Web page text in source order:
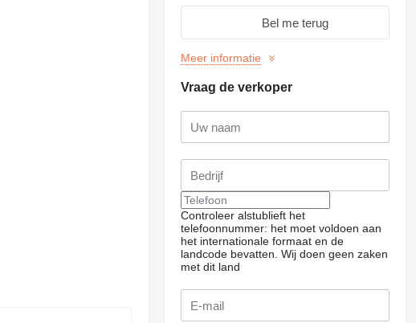
Bel me terug
Meer informatie
Vraag de verkoper
Controleer alstublieft het
telefoonnummer: het moet voldoen aan
het internationale formaat en de
landcode bevatten. Wij doen geen zaken
met dit land